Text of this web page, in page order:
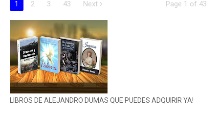
Page 1 of 43
1 2 3 43 Next
LIBROS DE ALEJANDRO DUMAS QUE PUEDES ADQUIRIR YA!